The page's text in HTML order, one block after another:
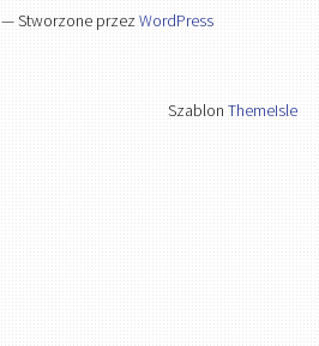
— Stworzone przezWordPress
SzablonThemeIsle